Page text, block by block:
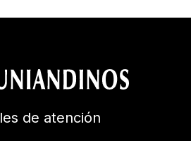
de atención